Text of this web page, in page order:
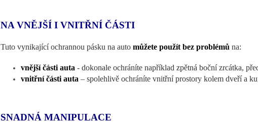
NA VNĚJŠÍ I VNITŘNÍ ČÁSTI
Tuto vynikající ochrannou pásku na auto můžete použít bez problémů na:
vnější části auta - dokonale ochráníte například zpětná boční zrcátka,
vnitřní části auta – spolehlivě ochráníte vnitřní prostory kolem dveří a
SNADNÁ MANIPULACE